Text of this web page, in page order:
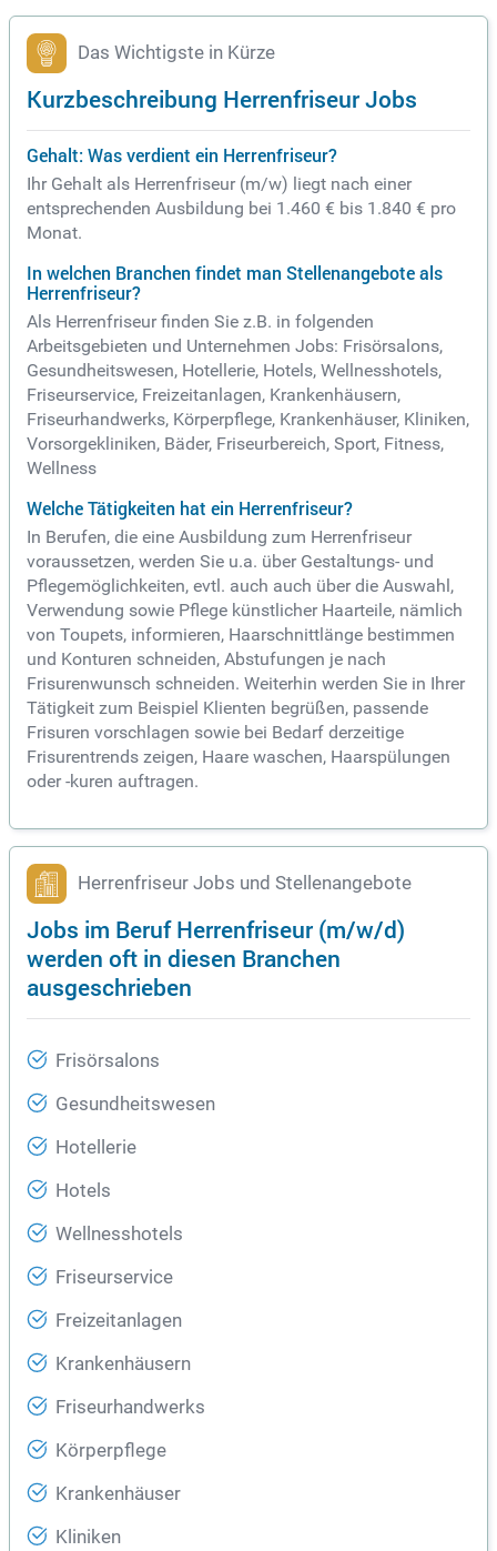
Das Wichtigste in Kürze
Kurzbeschreibung Herrenfriseur Jobs
Gehalt: Was verdient ein Herrenfriseur?
Ihr Gehalt als Herrenfriseur (m/w) liegt nach einer
entsprechenden Ausbildung bei 1.460 € bis 1.840 € pro
Monat.
In welchen Branchen findet man Stellenangebote als
Herrenfriseur?
Als Herrenfriseur finden Sie z.B. in folgenden
Arbeitsgebieten und Unternehmen Jobs: Frisörsalons,
Gesundheitswesen, Hotellerie, Hotels, Wellnesshotels,
Friseurservice, Freizeitanlagen, Krankenhäusern,
Friseurhandwerks, Körperpflege, Krankenhäuser, Kliniken,
Vorsorgekliniken, Bäder, Friseurbereich, Sport, Fitness,
Wellness
Welche Tätigkeiten hat ein Herrenfriseur?
In Berufen, die eine Ausbildung zum Herrenfriseur
voraussetzen, werden Sie u.a. über Gestaltungs- und
Pflegemöglichkeiten, evtl. auch auch über die Auswahl,
Verwendung sowie Pflege künstlicher Haarteile, nämlich
von Toupets, informieren, Haarschnittlänge bestimmen
und Konturen schneiden, Abstufungen je nach
Frisurenwunsch schneiden. Weiterhin werden Sie in Ihrer
Tätigkeit zum Beispiel Klienten begrüßen, passende
Frisuren vorschlagen sowie bei Bedarf derzeitige
Frisurentrends zeigen, Haare waschen, Haarspülungen
oder -kuren auftragen.
Herrenfriseur Jobs und Stellenangebote
Jobs im Beruf Herrenfriseur (m/w/d)
werden oft in diesen Branchen
ausgeschrieben
Frisörsalons
Gesundheitswesen
Hotellerie
Hotels
Wellnesshotels
Friseurservice
Freizeitanlagen
Krankenhäusern
Friseurhandwerks
Körperpflege
Krankenhäuser
Kliniken